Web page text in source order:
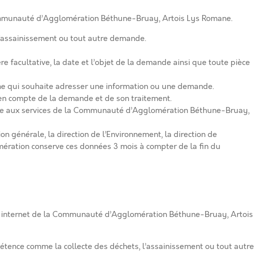
d’Agglomération Béthune-Bruay, Artois Lys Romane.
ou tout autre demande.
facultative, la date et l’objet de la demande ainsi que toute pièce
qui souhaite adresser une information ou une demande.
compte de la demande et de son traitement.
services de la Communauté d’Agglomération Béthune-Bruay,
générale, la direction de l’Environnement, la direction de
conserve ces données 3 mois à compter de la fin du
de la Communauté d’Agglomération Béthune-Bruay, Artois
comme la collecte des déchets, l’assainissement ou tout autre